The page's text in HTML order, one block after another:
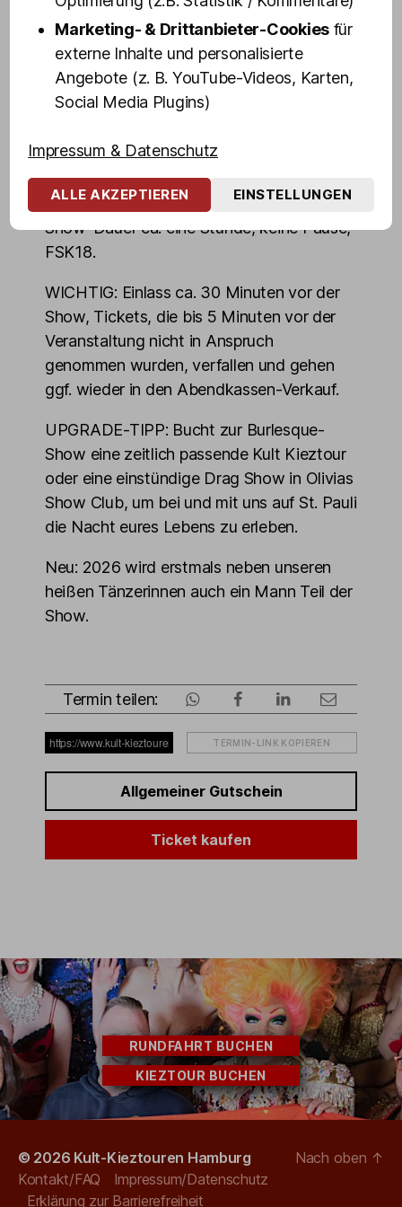
Burlesque ist die Kunst, die das Ausziehen
zelebriert und nicht die Nacktheit.
Burlesque-Tänzerinnen erzählen mit ihrer
denn Fantasie ist oft aufregender, als
nackte Tatsachen.
Show-Dauer ca. eine Stunde, keine Pause,
FSK18.
WICHTIG: Einlass ca. 30 Minuten vor der
Show, Tickets, die bis 5 Minuten vor der
Veranstaltung nicht in Anspruch
genommen wurden, verfallen und gehen
ggf. wieder in den Abendkassen-Verkauf.
UPGRADE-TIPP: Bucht zur Burlesque-
Show eine zeitlich passende Kult Kieztour
oder eine einstündige Drag Show in Olivias
Show Club, um bei und mit uns auf St. Pauli
die Nacht eures Lebens zu erleben.
Neu: 2026 wird erstmals neben unseren
heißen Tänzerinnen auch ein Mann Teil der
Show.
Termin teilen:
TERMIN-LINK KOPIEREN
Allgemeiner Gutschein
Ticket kaufen
RUNDFAHRT BUCHEN
KIEZTOUR BUCHEN
© 2026 Kult-Kieztouren Hamburg
Kontakt/FAQ
Impressum/Datenschutz
Erklärung zur Barrierefreiheit
Nach oben ↑
Marketing- & Drittanbieter-Cookies für
externe Inhalte und personalisierte
Angebote (z. B. YouTube-Videos, Karten,
Social Media Plugins)
Impressum & Datenschutz
ALLE AKZEPTIEREN EINSTELLUNGEN